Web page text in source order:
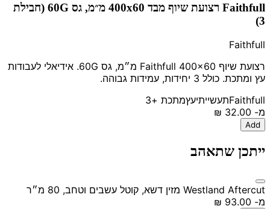
Faithfull רצועת שיוף מבד 400x60 מ״מ, גס 60G (חבילת
3)
Faithfull
רצועת שיוף Faithfull 400x60 מ״מ, גס 60G. אידיאלי לעבודות
עץ ומתכת. כולל 3 יחידות, עמידות גבוהה.
Faithfullתעשייתיעץמתכת +3
מ-
Add
ייתכן שתאהב
Westland Aftercut מזין דשא, קוטל עשבים וטחב, 80 מ״ר
מ-